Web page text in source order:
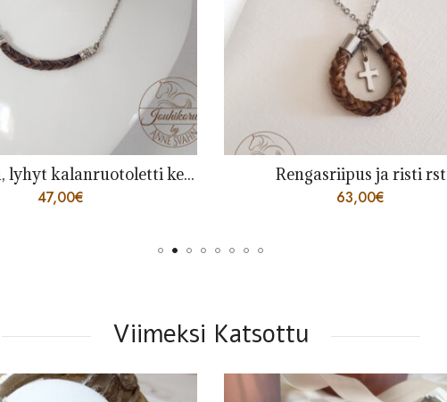
Kaulakoru, lyhyt kalanruotoletti keskellä
47,00€
Rengasriipus ja risti rst
63,00€
Viimeksi Katsottu